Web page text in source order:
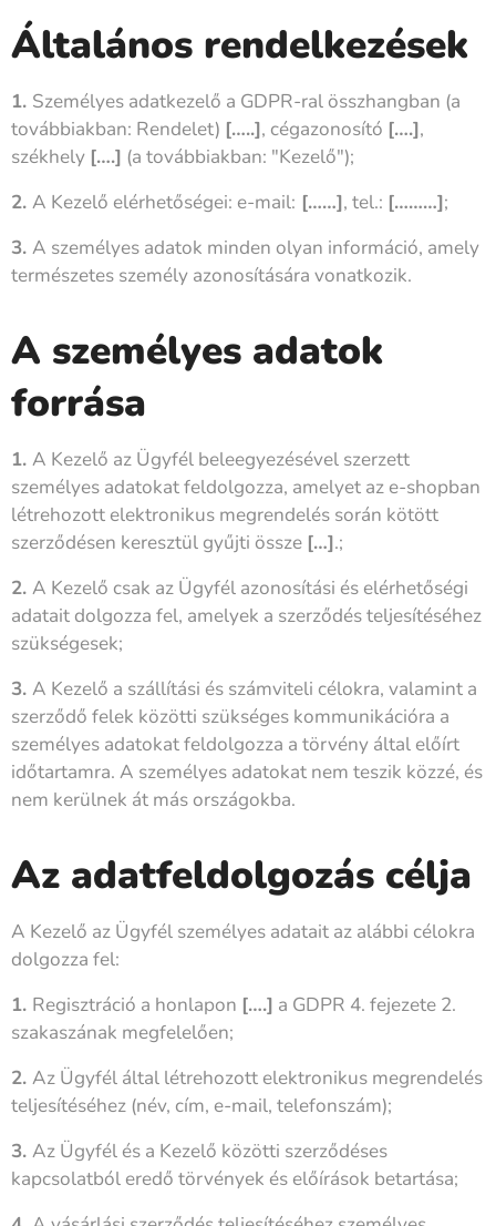
Általános rendelkezések
1. Személyes adatkezelő a GDPR-ral összhangban (a
továbbiakban: Rendelet) […..], cégazonosító [….],
székhely [….] (a továbbiakban: "Kezelő");
2. A Kezelő elérhetőségei: e-mail: [……], tel.: [………];
3. A személyes adatok minden olyan információ, amely
természetes személy azonosítására vonatkozik.
A személyes adatok
forrása
1. A Kezelő az Ügyfél beleegyezésével szerzett
személyes adatokat feldolgozza, amelyet az e-shopban
létrehozott elektronikus megrendelés során kötött
szerződésen keresztül gyűjti össze […].;
2. A Kezelő csak az Ügyfél azonosítási és elérhetőségi
adatait dolgozza fel, amelyek a szerződés teljesítéséhez
szükségesek;
3. A Kezelő a szállítási és számviteli célokra, valamint a
szerződő felek közötti szükséges kommunikációra a
személyes adatokat feldolgozza a törvény által előírt
időtartamra. A személyes adatokat nem teszik közzé, és
nem kerülnek át más országokba.
Az adatfeldolgozás célja
A Kezelő az Ügyfél személyes adatait az alábbi célokra
dolgozza fel:
1. Regisztráció a honlapon [….] a GDPR 4. fejezete 2.
szakaszának megfelelően;
2. Az Ügyfél által létrehozott elektronikus megrendelés
teljesítéséhez (név, cím, e-mail, telefonszám);
3. Az Ügyfél és a Kezelő közötti szerződéses
kapcsolatból eredő törvények és előírások betartása;